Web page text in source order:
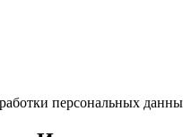
персональных